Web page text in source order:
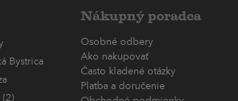
Bystrica
(2)
Nákupný poradca
Osobné odbery
Ako nakupovať
Často kladené otázky
Platba a doručenie